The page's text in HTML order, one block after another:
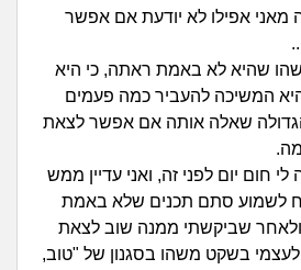
מדורים
זוגיות
היריון ולידה
הורות ומשפחה
מתבגרים
חיפוש שאלות
הרשמה | התחברות
מאני אפילו לא יודעת אם אפשר
שהיא לא באמת ראתה, כי היא
המשיכה להעביר כמה פעמים
שאלה אותה אם אפשר לצאת
לי חום יום לפני זה, ואני עדיין ממש
לשמוע סתם תכנים שלא באמת
שביקשתי ממנה שוב לצאת
בשקט משהו בסגנון של "טוב,